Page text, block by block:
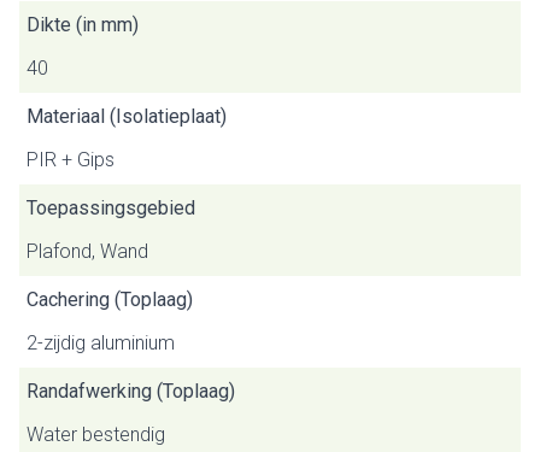
Dikte (in mm)
40
Materiaal (Isolatieplaat)
PIR + Gips
Toepassingsgebied
Plafond, Wand
Cachering (Toplaag)
2-zijdig aluminium
Randafwerking (Toplaag)
Water bestendig